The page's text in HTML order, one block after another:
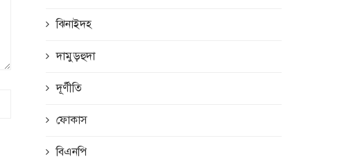
ঝিনাইদহ
দামুড়হুদা
দূর্ণীতি
ফোকাস
বিএনপি